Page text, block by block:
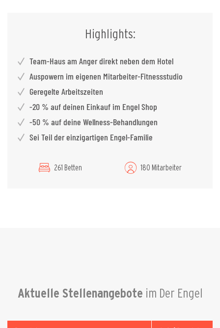
Highlights:
Team-Haus am Anger direkt neben dem Hotel
Auspowern im eigenen Mitarbeiter-Fitnessstudio
Geregelte Arbeitszeiten
-20 % auf deinen Einkauf im Engel Shop
-50 % auf deine Wellness-Behandlungen
Sei Teil der einzigartigen Engel-Familie
261 Betten 180 Mitarbeiter
Aktuelle Stellenangebote im Der Engel